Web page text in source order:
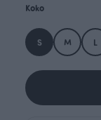
Koko
S M L